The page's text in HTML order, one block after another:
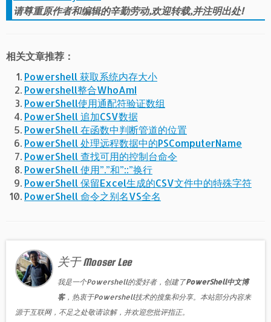
请尊重原作者和编辑的辛勤劳动,欢迎转载,并注明出处!
相关文章推荐：
Powershell 获取系统内存大小
Powershell整合WhoAmI
PowerShell使用通配符验证数组
PowerShell 追加CSV数据
PowerShell 在函数中判断管道的位置
PowerShell 处理远程数据中的PSComputerName
PowerShell 查找可用的控制台命令
PowerShell 使用”.”和”::”换行
PowerShell 保留Excel生成的CSV文件中的特殊字符
PowerShell 命令之别名VS全名
关于 Mooser Lee
我是一个Powershell的爱好者，创建了PowerShell中文博
客，热衷于Powershell技术的搜集和分享。本站部分内容来
源于互联网，不足之处敬请谅解，并欢迎您批评指正。